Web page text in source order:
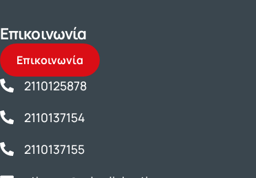
Επικοινωνία
Επικοινωνία
2110125878
2110137154
2110137155